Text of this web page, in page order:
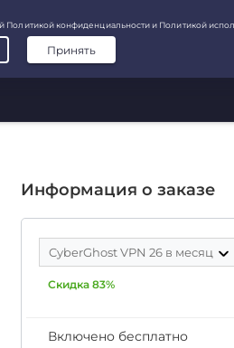
Информация о заказе
CyberGhost VPN 26 в месяц
Скидка 83%
Включено бесплатно